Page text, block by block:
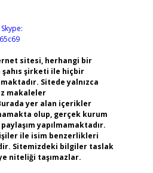
Skype:
sitesi, herhangi bir
şirketi ile hiçbir
Sitede yalnızca
makaleler
yer alan içerikler
olup, gerçek kurum
yapılmamaktadır.
ile isim benzerlikleri
Sitemizdeki bilgiler taslak
niteliği taşımazlar.